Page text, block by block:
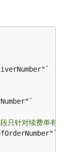
段只针对续费单